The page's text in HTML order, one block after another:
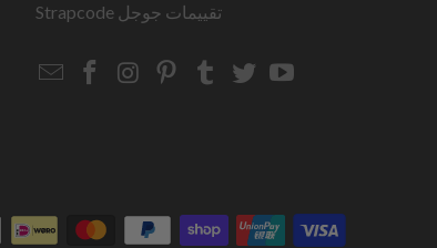
Strapcode تقييمات جوجل
EmailStrapcode
Strapcode
Strapcode
Strapcode
Strapcode